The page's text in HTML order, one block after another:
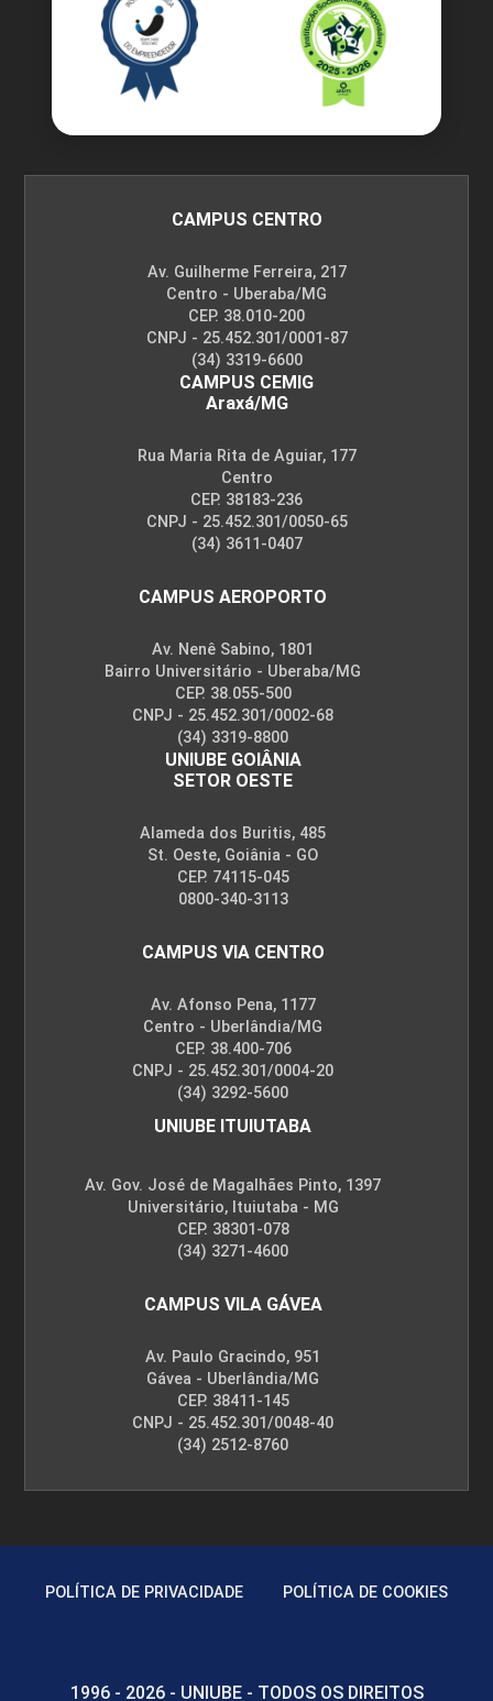
10h
10h
Psicodrama no Contexto Terapêutico
10h
Cuidados de Enfermagem em Saúde
10h
Desafios e Possibilidades
CAMPUS CENTRO
Av. Guilherme Ferreira, 217
Centro - Uberaba/MG
CEP. 38.010-200
CNPJ - 25.452.301/0001-87
(34) 3319-6600
CAMPUS CEMIG
Araxá/MG
Rua Maria Rita de Aguiar, 177
Centro
CEP. 38183-236
CNPJ - 25.452.301/0050-65
(34) 3611-0407
CAMPUS AEROPORTO
Av. Nenê Sabino, 1801
Bairro Universitário - Uberaba/MG
CEP. 38.055-500
CNPJ - 25.452.301/0002-68
(34) 3319-8800
UNIUBE GOIÂNIA
SETOR OESTE
Alameda dos Buritis, 485
St. Oeste, Goiânia - GO
CEP. 74115-045
0800-340-3113
CAMPUS VIA CENTRO
Av. Afonso Pena, 1177
Centro - Uberlândia/MG
CEP. 38.400-706
CNPJ - 25.452.301/0004-20
(34) 3292-5600
UNIUBE ITUIUTABA
Av. Gov. José de Magalhães Pinto, 1397
Universitário, Ituiutaba - MG
CEP. 38301-078
(34) 3271-4600
CAMPUS VILA GÁVEA
Av. Paulo Gracindo, 951
Gávea - Uberlândia/MG
CEP. 38411-145
CNPJ - 25.452.301/0048-40
(34) 2512-8760
POLÍTICA DE PRIVACIDADE POLÍTICA DE COOKIES
1996 - 2026 - UNIUBE - TODOS OS DIREITOS